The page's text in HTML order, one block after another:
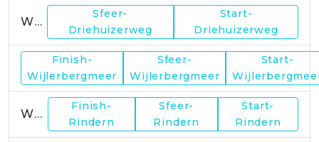
WP1
Sfeer-
Driehuizerweg
Start-
Driehuizerweg
Finish-
Wijlerbergmeer
Sfeer-
Wijlerbergmeer
Start-
WP4
Finish-
Rindern
Sfeer-
Rindern
Start-
Rindern